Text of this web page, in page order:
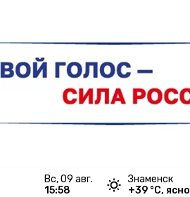
вс, 09 авг.
15:58
Знаменск
+39 °С, ясно